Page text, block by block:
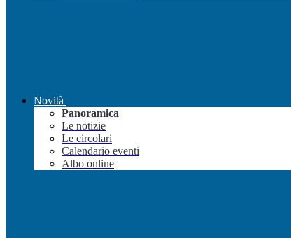
Novità
Panoramica
Le notizie
Le circolari
Calendario eventi
Albo online